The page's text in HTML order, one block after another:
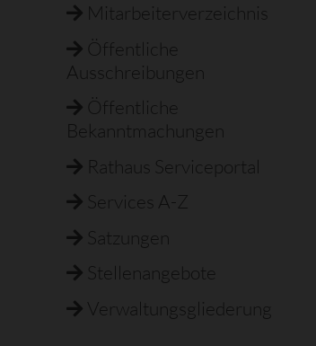
Mitarbeiterverzeichnis
Öffentliche
Ausschreibungen
Öffentliche
Bekanntmachungen
Rathaus Serviceportal
Services A-Z
Satzungen
Stellenangebote
Verwaltungsgliederung